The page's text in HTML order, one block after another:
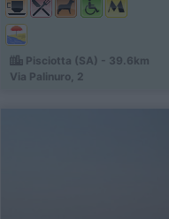
Pisciotta (SA) - 39.6km
Via Palinuro, 2